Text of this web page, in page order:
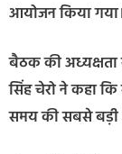
आयोजन किया
बैठक की अध्यक्षता
सिंह चेरो ने कहा
समय की सबसे